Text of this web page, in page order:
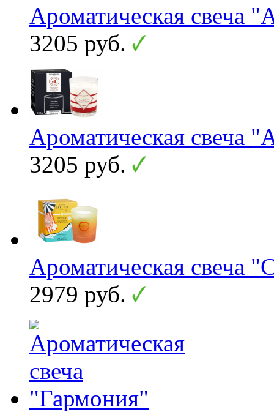
Ароматическая свеча
3205 руб.
Ароматическая свеча
3205 руб.
Ароматическая свеча
2979 руб.